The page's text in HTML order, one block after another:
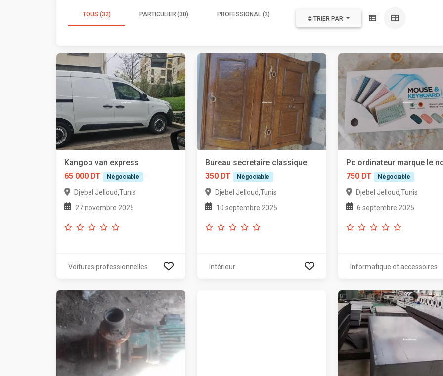
TOUS (32) PARTICULIER (30) PROFESSIONAL (2)
TRIER PAR
Kangoo van express
65 000 DT
Négociable
Djebel Jelloud,Tunis
27 novembre 2025
Voitures professionnelles
Bureau secretaire classique
350 DT
Négociable
Djebel Jelloud,Tunis
10 septembre 2025
Intérieur
Pc ordinateur marque le
750 DT
Négociable
Djebel Jelloud,Tunis
6 septembre 2025
Informatique et accessoires